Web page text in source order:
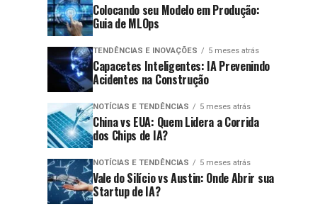
Colocando seu Modelo em Produção:
Guia de MLOps
TENDÊNCIAS E INOVAÇÕES 5 meses atrás
Capacetes Inteligentes: IA Prevenindo
Acidentes na Construção
NOTÍCIAS E TENDÊNCIAS 5 meses atrás
China vs EUA: Quem Lidera a Corrida
dos Chips de IA?
NOTÍCIAS E TENDÊNCIAS 5 meses atrás
Vale do Silício vs Austin: Onde Abrir sua
Startup de IA?